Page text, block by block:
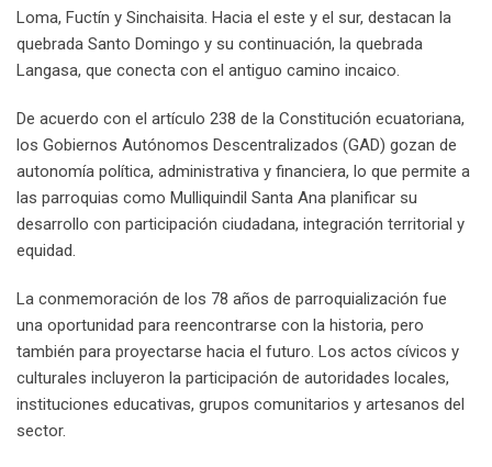
Loma, Fuctín y Sinchaisita. Hacia el este y el sur, destacan la
quebrada Santo Domingo y su continuación, la quebrada
Langasa, que conecta con el antiguo camino incaico.
De acuerdo con el artículo 238 de la Constitución ecuatoriana,
los Gobiernos Autónomos Descentralizados (GAD) gozan de
autonomía política, administrativa y financiera, lo que permite a
las parroquias como Mulliquindil Santa Ana planificar su
desarrollo con participación ciudadana, integración territorial y
equidad.
La conmemoración de los 78 años de parroquialización fue
una oportunidad para reencontrarse con la historia, pero
también para proyectarse hacia el futuro. Los actos cívicos y
culturales incluyeron la participación de autoridades locales,
instituciones educativas, grupos comunitarios y artesanos del
sector.